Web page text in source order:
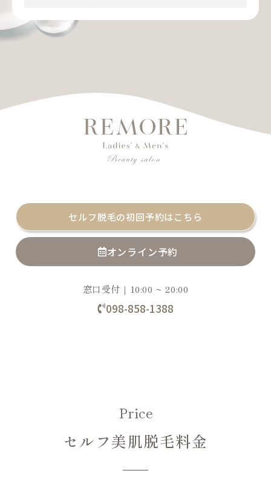
セルフ脱毛の初回予約はこちら
オンライン予約
窓口受付｜10:00 ~ 20:00
098-858-1388
Price
セルフ美肌脱毛料金